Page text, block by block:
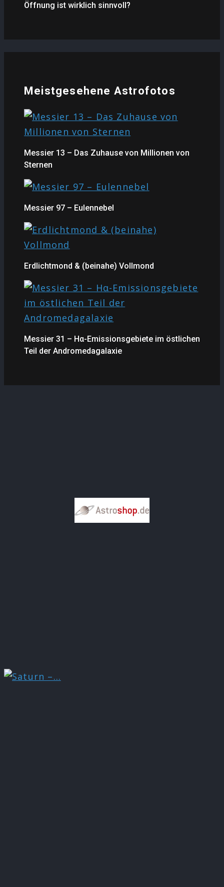
Öffnung ist wirklich sinnvoll?
Meistgesehene Astrofotos
Messier 13 – Das Zuhause von Millionen von
Sternen
Messier 97 – Eulennebel
Erdlichtmond & (beinahe) Vollmond
Messier 31 – Hα-Emissionsgebiete im östlichen
Teil der Andromedagalaxie